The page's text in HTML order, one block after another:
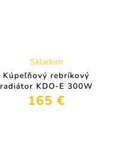
Kúpeľňový rebríkový
radiátor KDO-E 300W
Skladom
165 €